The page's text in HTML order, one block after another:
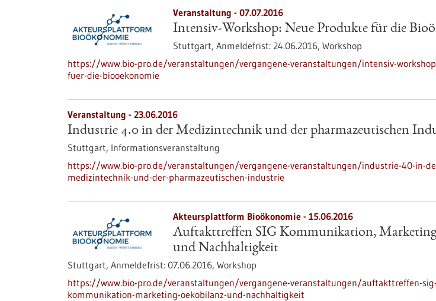
Veranstaltung - 07.07.2016
Intensiv-Workshop: Neue Produkte für die
Stuttgart, Anmeldefrist: 24.06.2016, Workshop
https://www.bio-pro.de/veranstaltungen/vergangene-veranstaltungen/intensiv-
fuer-die-biooekonomie
Veranstaltung - 23.06.2016
Industrie 4.0 in der Medizintechnik und der pharmazeutischen
Stuttgart, Informationsveranstaltung
https://www.bio-pro.de/veranstaltungen/vergangene-veranstaltungen/industrie-40-in-
medizintechnik-und-der-pharmazeutischen-industrie
Akteursplattform Bioökonomie - 15.06.2016
Auftakttreffen SIG Kommunikation,
und Nachhaltigkeit
Stuttgart, Anmeldefrist: 07.06.2016, Workshop
https://www.bio-pro.de/veranstaltungen/vergangene-veranstaltungen/auftakttreffen-sig-
kommunikation-marketing-oekobilanz-und-nachhaltigkeit